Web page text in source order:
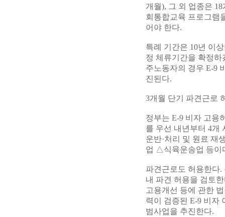
개월), 그 외 업종은
회통합교육 프로그램
어야 한다.
특례 기간은 10년 이
정 체류기간을 확정
주노동자의 경우 E-9
진된다.
3개월 단기 파견근로
정부는 E-9 비자 고용
를 우선 내년부터 4개
운반·처리 및 원료
업 △식육운송업 등이
파견근로도 허용한다.
내 파견 허용을 검토
고용개선 등에 관한
력이 검증된 E-9 비자
범사업을 추진한다.